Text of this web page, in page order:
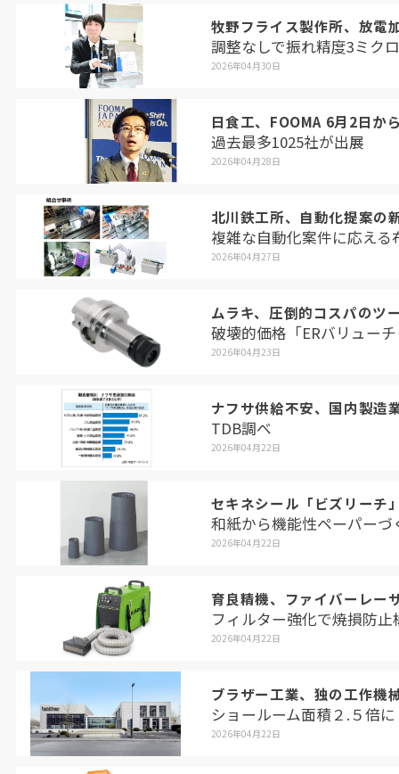
牧野フライス製作所、放電
調整なしで振れ精度3ミク
2026年04月30日
日食工、FOOMA 6月2日か
過去最多1025社が出展
2026年04月28日
北川鉄工所、自動化提案の
複雑な自動化案件に応える
2026年04月27日
ムラキ、圧倒的コスパのツ
破壊的価格「ERバリュー
2026年04月23日
ナフサ供給不安、国内製造
TDB調べ
2026年04月22日
セキネシール「ビズリーチ
和紙から機能性ペーパーづ
2026年04月22日
育良精機、ファイバーレー
フィルター強化で焼損防止
2026年04月22日
ブラザー工業、独の工作機
ショールーム面積２.５倍に
2026年04月22日